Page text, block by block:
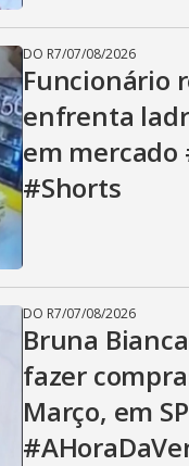
DO R7/07/08/2026
Funcionário
enfrenta
em mercado
#Shorts
DO R7/07/08/2026
Bruna
fazer
Março, em SP